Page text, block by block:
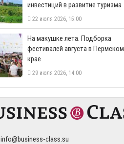
инвестиций в развитие туризма
22 июля 2026, 15:00
На макушке лета. Подборка
фестивалей августа в Пермском
крае
29 июля 2026, 14:00
info@business-class.su